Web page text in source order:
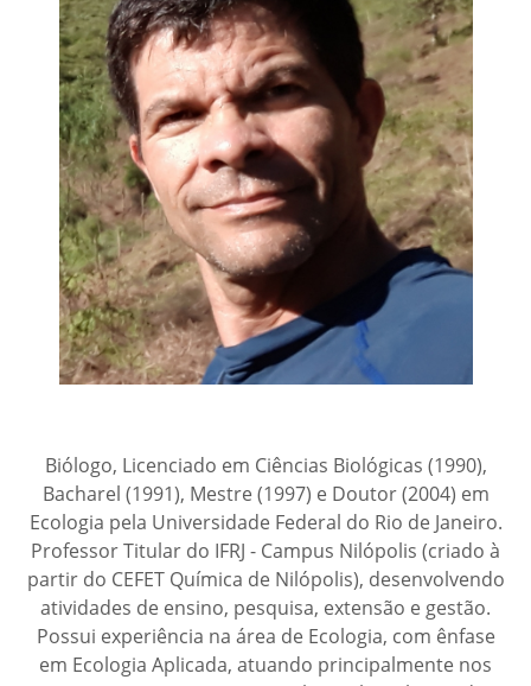
Biólogo, Licenciado em Ciências Biológicas (1990),
Bacharel (1991), Mestre (1997) e Doutor (2004) em
Ecologia pela Universidade Federal do Rio de Janeiro.
Professor Titular do IFRJ - Campus Nilópolis (criado à
partir do CEFET Química de Nilópolis), desenvolvendo
atividades de ensino, pesquisa, extensão e gestão.
Possui experiência na área de Ecologia, com ênfase
em Ecologia Aplicada, atuando principalmente nos